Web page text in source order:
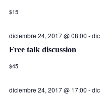
$15
diciembre 24, 2017 @ 08:00 -
Free talk discussion
$45
diciembre 24, 2017 @ 17:00 -